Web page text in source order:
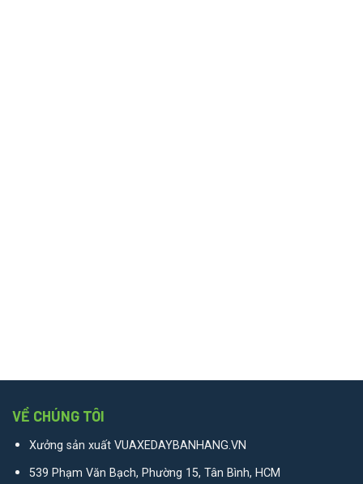
VỀ CHÚNG TÔI
Xưởng sản xuất VUAXEDAYBANHANG.VN
539 Phạm Văn Bạch, Phường 15, Tân Bình, HCM